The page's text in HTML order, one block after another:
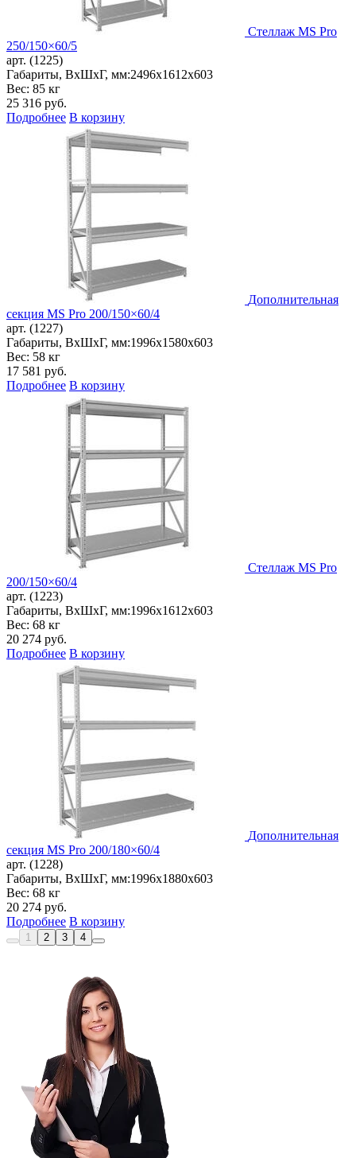
Стеллаж MS Pro
250/150×60/5
арт. (1225)
Габариты, ВxШxГ, мм:2496x1612x603
Вес: 85 кг
25 316 руб.
Подробнее В корзину
Дополнительная
секция MS Pro 200/150×60/4
арт. (1227)
Габариты, ВxШxГ, мм:1996x1580x603
Вес: 58 кг
17 581 руб.
Подробнее В корзину
Стеллаж MS Pro
200/150×60/4
арт. (1223)
Габариты, ВxШxГ, мм:1996x1612x603
Вес: 68 кг
20 274 руб.
Подробнее В корзину
Дополнительная
секция MS Pro 200/180×60/4
арт. (1228)
Габариты, ВxШxГ, мм:1996x1880x603
Вес: 68 кг
20 274 руб.
Подробнее В корзину
1 2 3 4